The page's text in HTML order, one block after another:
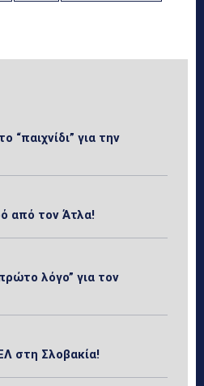
“παιχνίδι” για την
από τον Άτλα!
λόγο” για τον
στη Σλοβακία!